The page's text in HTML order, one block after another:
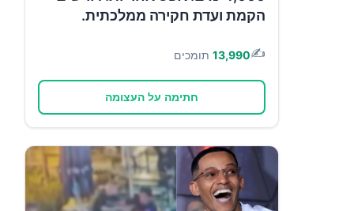
הקמת ועדת חקירה ממלכתית.
✍️
13,990 תומכים
חתימה על העצומה